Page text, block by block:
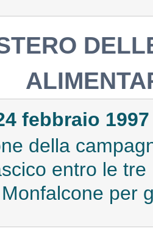
febbraio 1997
della
entro le
per